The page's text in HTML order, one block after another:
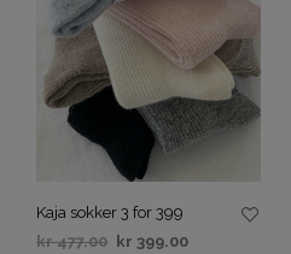
Kaja sokker 3 for 399
kr477.00 kr 399.00